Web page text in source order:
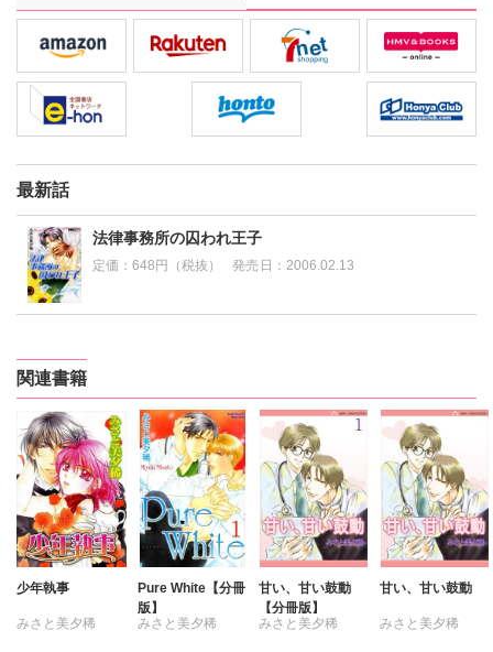
最新話
法律事務所の囚われ王子
定価：648円（税抜） 発売日： 2006.02.13
関連書籍
少年執事
みさと美夕稀
Pure White【分冊
版】
みさと美夕稀
甘い、甘い鼓動
【分冊版】
みさと美夕稀
甘い、甘い鼓動
みさと美夕稀